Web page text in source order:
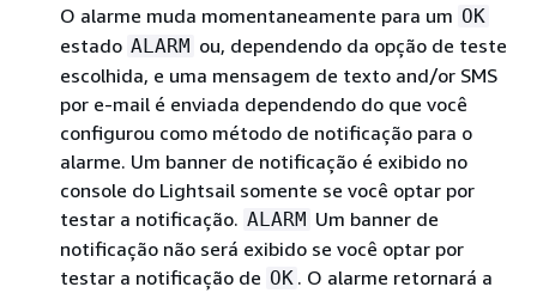
O alarme muda momentaneamente para um OK
estado ALARM ou, dependendo da opção de teste
escolhida, e uma mensagem de texto and/or SMS
por e-mail é enviada dependendo do que você
configurou como método de notificação para o
alarme. Um banner de notificação é exibido no
console do Lightsail somente se você optar por
testar a notificação. ALARM Um banner de
notificação não será exibido se você optar por
testar a notificação de OK . O alarme retornará a